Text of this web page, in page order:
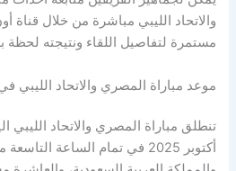
والاتحاد الليبي مباشرة من خلال قناة
مستمرة لتفاصيل اللقاء ونتيجته لحظة
موعد مباراة المصري والاتحاد الليبي في
أكتوبر 2025 في تمام الساعة